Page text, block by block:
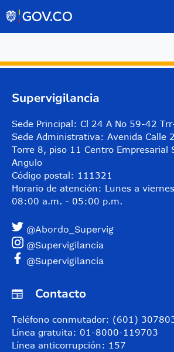
Supervigilancia
Sede Principal: Cl 24 A No 59-42
Sede Administrativa: Avenida Calle
Torre 8, piso 11 Centro Empresarial
Angulo
Código postal: 111321
Horario de atención: Lunes a viernes
08:00 a.m. - 05:00 p.m.
@Abordo_Supervig
@Supervigilancia
@Supervigilancia
Contacto
Teléfono conmutador: (601)
Línea gratuita: 01-8000-119703
Línea anticorrupción: 157